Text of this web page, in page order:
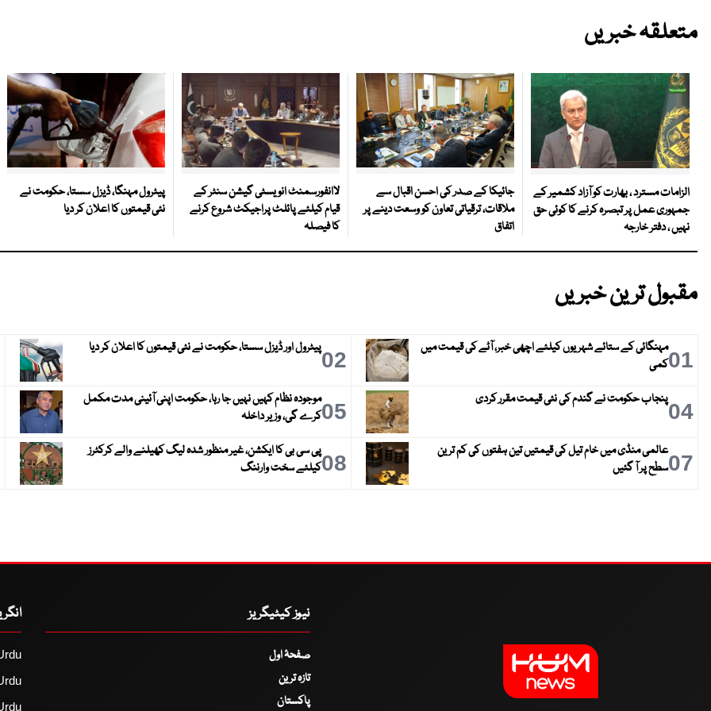
متعلقہ خبریں
الزامات مسترد ، بھارت کو آزاد کشمیر کے
جمہوری عمل پر تبصرہ کرنے کا کوئی حق
نہیں ، دفتر خارجہ
جائیکا کے صدر کی احسن اقبال سے
ملاقات، ترقیاتی تعاون کو وسعت دینے پر
اتفاق
لاانفورسمنٹ انویسٹی گیشن سنٹر کے
قیام کیلئے پائلٹ پراجیکٹ شروع کرنے
کا فیصلہ
پیٹرول مہنگا، ڈیزل سستا، حکومت نے
نئی قیمتوں کا اعلان کر دیا
مقبول ترین خبریں
01مہنگائی کے ستائے شہریوں کیلئے اچھی خبر، آٹے کی قیمت میں
کمی
02پیٹرول اور ڈیزل سستا، حکومت نے نئی قیمتوں کا اعلان کر دیا
04پنجاب حکومت نے گندم کی نئی قیمت مقرر کردی 05موجودہ نظام کہیں نہیں جا رہا، حکومت اپنی آئینی مدت مکمل
کرے گی، وزیر داخلہ
07عالمی منڈی میں خام تیل کی قیمتیں تین ہفتوں کی کم ترین
سطح پر آ گئیں
08پی سی بی کا ایکشن، غیر منظور شدہ لیگ کھیلنے والے کرکٹرز
کیلئے سخت وارننگ
نیوز کیٹیگریز
صفحۂ اول
تازہ ترین
پاکستان